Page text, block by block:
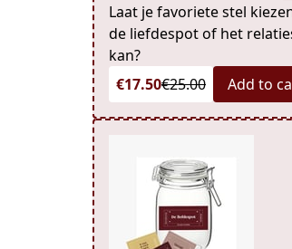
Laat je favoriete stel
de liefdespot of het
kan?
€17.50€25.00 Add to